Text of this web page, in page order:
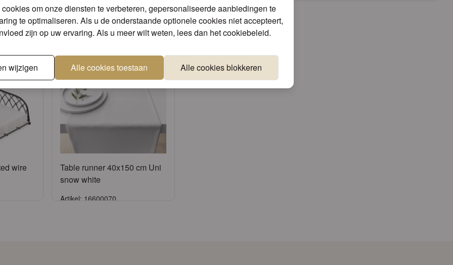
om onze diensten te verbeteren, gepersonaliseerde aanbiedingen te
te optimaliseren. Als u de onderstaande optionele cookies niet accepteert,
zijn op uw ervaring. Als u meer wilt weten, lees dan hetcookiebeleid.
wijzigen Alle cookies toestaan Alle cookies blokkeren
producten die mogelijk iets voor u zijn!
wire
Table runner 40x150 cm Uni
snow white
Artikel: 16600070